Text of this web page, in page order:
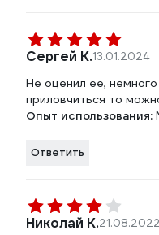
Сергей К.13.01.2024
Не оценил ее,
приловчиться то
Опыт использования:
Ответить
Николай К.21.08.2022